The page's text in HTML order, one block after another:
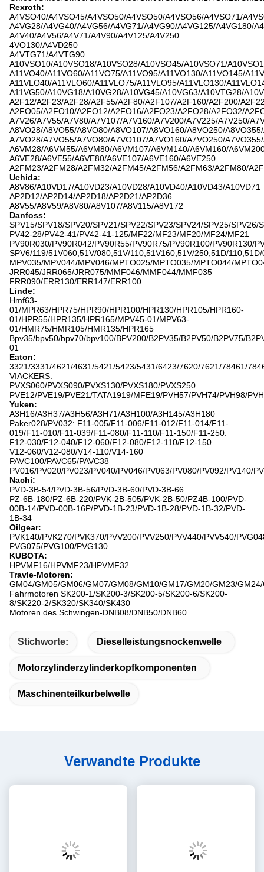
Rexroth:
A4VSO40/A4VSO45/A4VSO50/A4VSO50/A4VSO56/A4VSO71/
A4VG28/A4VG40/A4VG56/A4VG71/A4VG90/A4VG125/A4VG180/
A4V40/A4V56/A4V71/A4V90/A4V125/A4V250
4VO130/A4VD250
A4VTG71/A4VTG90.
A10VSO10/A10VSO18/A10VSO28/A10VSO45/A10VSO71/
A11VO40/A11VO60/A11VO75/A11VO95/A11VO130/A11VO145/
A11VLO40/A11VLO60/A11VLO75/A11VLO95/A11VLO130/
A11VG50/A10VG18/A10VG28/A10VG45/A10VG63/A10VTG28/
A2F12/A2F23/A2F28/A2F55/A2F80/A2F107/A2F160/A2F200/
A2FO05/A2FO10/A2FO12/A2FO16/A2FO23/A2FO28/A2FO32/
A7V26/A7V55/A7V80/A7V107/A7V160/A7V200/A7V225/A7V250/
A8VO28/A8VO55/A8VO80/A8VO107/A8VO160/A8VO250/
A7VO28/A7VO55/A7VO80/A7VO107/A7VO160/A7VO250/
A6VM28/A6VM55/A6VM80/A6VM107/A6VM140/A6VM160/
A6VE28/A6VE55/A6VE80/A6VE107/A6VE160/A6VE250
A2FM23/A2FM28/A2FM32/A2FM45/A2FM56/A2FM63/A2FM80/
Uchida:
A8V86/A10VD17/A10VD23/A10VD28/A10VD40/A10VD43/A10VD71
AP2D12/AP2D14/AP2D18/AP2D21/AP2D36
A8V55/A8V59/A8V80/A8V107/A8V115/A8V172
Danfoss:
SPV15/SPV18/SPV20/SPV21/SPV22/SPV23/SPV24/SPV25/SPV26/
PV42-28/PV42-41/PV42-41-125/MF22/MF23/MF20/MF24/MF21
PV90R030/PV90R042/PV90R55/PV90R75/PV90R100/PV90R130/
SPV6/119/51V060,51V/080,51V/110,51V160,51V/250,51D/
MPV035/MPV044/MPV046/MPTO025/MPTO035/MPTO044/
JRR045/JRR065/JRR075/MMF046/MMF044/MMF035
FRR090/ERR130/ERR147/ERR100
Linde:
Hmf63-
01/MPR63/HPR75/HPR90/HPR100/HPR130/HPR105/HPR160-
01/HPR55/HPR135/HPR165/MPV45-01/MPV63-
01/HMR75/HMR105/HMR135/HPR165
Bpv35/bpv50/bpv70/bpv100/BPV200/B2PV35/B2PV50/B2PV75/
01
Eaton:
3321/3331/4621/4631/5421/5423/5431/6423/7620/7621/78461/
VIACKERS:
PVXS060/PVXS090/PVXS130/PVXS180/PVXS250
PVE12/PVE19/PVE21/TATA1919/MFE19/PVH57/PVH74/PVH98/
Yuken:
A3H16/A3H37/A3H56/A3H71/A3H100/A3H145/A3H180
Paker028/PV032: F11-005/F11-006/F11-012/F11-014/F11-
019/F11-010/F11-039/F11-080/F11-110/F11-150/F11-250.
F12-030/F12-040/F12-060/F12-080/F12-110/F12-150
V12-060/V12-080/V14-110/V14-160
PAVC100/PAVC65/PAVC38
PV016/PV020/PV023/PV040/PV046/PV063/PV080/PV092/PV140/
Nachi:
PVD-3B-54/PVD-3B-56/PVD-3B-60/PVD-3B-66
PZ-6B-180/PZ-6B-220/PVK-2B-505/PVK-2B-50/PZ4B-100/PVD-
00B-14/PVD-00B-16P/PVD-1B-23/PVD-1B-28/PVD-1B-32/PVD-
1B-34
Oilgear:
PVK140/PVK270/PVK370/PVV200/PVV250/PVV440/PVV540/
PVG075/PVG100/PVG130
KUBOTA:
HPVMF16/HPVMF23/HPVMF32
Travle-Motoren:
GM04/GM05/GM06/GM07/GM08/GM10/GM17/GM20/GM23/
Fahrmotoren SK200-1/SK200-3/SK200-5/SK200-6/SK200-
8/SK220-2/SK320/SK340/SK430
Motoren des Schwingen-DNB08/DNB50/DNB60
Stichworte: Dieselleistungsnockenwelle
Motorzylinderzylinderkopfkomponenten
Maschinenteilkurbelwelle
Verwandte Produkte